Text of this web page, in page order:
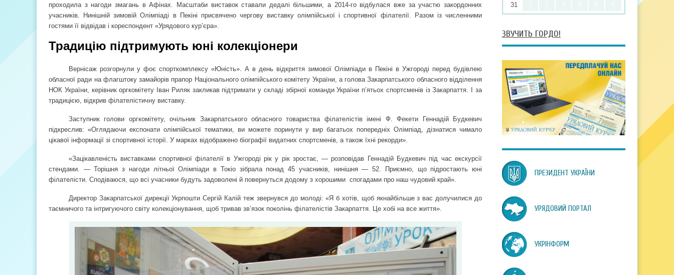
проходила з нагоди змагань в Афінах. Масштаби виставок ставали дедалі більшими, а 2014-го відбулася вже за участю закордонних
учасників. Нинішній зимовій Олімпіаді в Пекіні присвячено чергову виставку олімпійської і спортивної філателії. Разом із численними
гостями її відвідав і кореспондент «Урядового кур’єра».
Традицію підтримують юні колекціонери
Вернісаж розгорнули у фоє спорткомплексу «Юність». А в день відкриття зимової Олімпіади в Пекіні в Ужгороді перед будівлею
обласної ради на флагштоку замайорів прапор Національного олімпійського комітету України, а голова Закарпатського обласного відділення
НОК України, керівник оргкомітету Іван Риляк закликав підтримати у складі збірної команди України п’ятьох спортсменів із Закарпаття. І за
традицією, відкрив філателістичну виставку.
Заступник голови оргкомітету, очільник Закарпатського обласного товариства філателістів імені Ф. Фекети Геннадій Будкевич
підкреслив: «Оглядаючи експонати олімпійської тематики, ви можете поринути у вир багатьох попередніх Олімпіад, дізнатися чимало
цікавої інформації зі спортивної історії. У марках відображено біографії видатних спортсменів, а також їхні рекорди».
«Зацікавленість виставками спортивної філателії в Ужгороді рік у рік зростає, — розповідав Геннадій Будкевич під час екскурсії
стендами. — Торішня з нагоди літньої Олімпіади в Токіо зібрала понад 45 учасників, нинішня — 52. Приємно, що підростають юні
філателісти. Сподіваюся, що всі учасники будуть задоволені й повернуться додому з хорошими спогадами про наш чудовий край».
Директор Закарпатської дирекції Укрпошти Сергій Калій теж звернувся до молоді: «Я б хотів, щоб якнайбільше з вас долучилися до
таємничого та інтригуючого світу колекціонування, щоб тривав зв’язок поколінь філателістів Закарпаття. Це хобі на все життя».
31
ЗВУЧИТЬ ГОРДО!
ПРЕЗИДЕНТ УКРАЇНИ
УРЯДОВИЙ ПОРТАЛ
УКРІНФОРМ